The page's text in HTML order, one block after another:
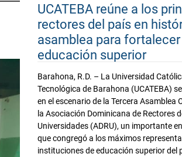
UCATEBA reúne a los
rectores del país en
asamblea para fortalecer
educación superior
Barahona, R.D. – La Universidad
Tecnológica de Barahona (UCATEBA)
en el escenario de la Tercera Asamblea
la Asociación Dominicana de Rectores
Universidades (ADRU), un importante
que congregó a los máximos
instituciones de educación superior del